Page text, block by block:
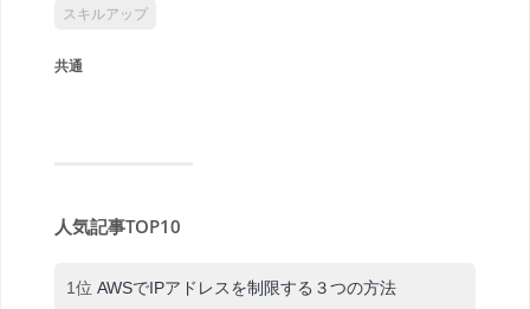
スキルアップ
共通
人気記事TOP10
1位 AWSでIPアドレスを制限する３つの方法